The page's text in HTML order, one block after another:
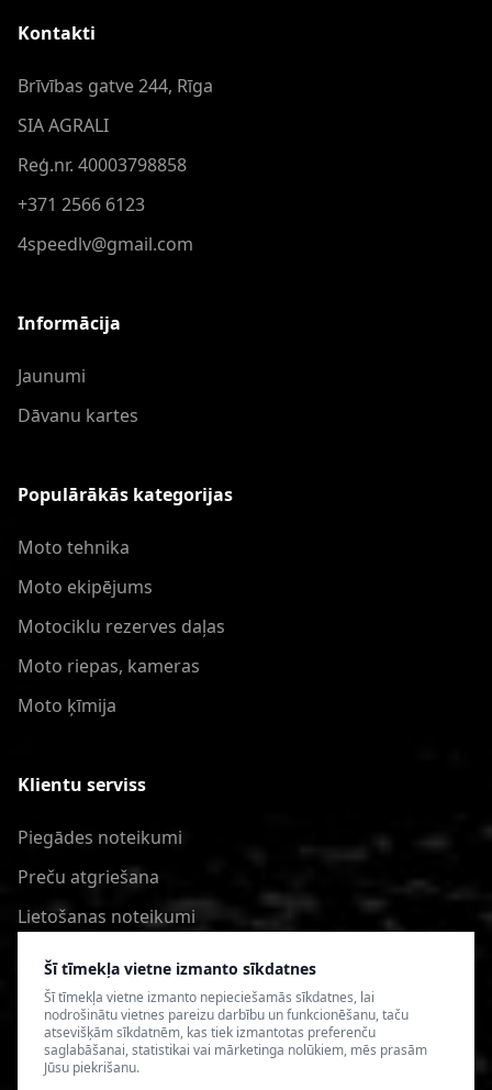
Šī tīmekļa vietne izmanto sīkdatnes
Šī tīmekļa vietne izmanto nepieciešamās sīkdatnes, lai
nodrošinātu vietnes pareizu darbību un funkcionēšanu, taču
atsevišķām sīkdatnēm, kas tiek izmantotas preferenču
saglabāšanai, statistikai vai mārketinga nolūkiem, mēs prasām
Jūsu piekrišanu.
Kontakti
Brīvības gatve 244, Rīga
SIA AGRALI
Reģ.nr. 40003798858
+371 2566 6123
4speedlv@gmail.com
Informācija
Jaunumi
Dāvanu kartes
Populārākās kategorijas
Moto tehnika
Moto ekipējums
Motociklu rezerves daļas
Moto riepas, kameras
Moto ķīmija
Klientu serviss
Piegādes noteikumi
Preču atgriešana
Lietošanas noteikumi
Privātuma politika